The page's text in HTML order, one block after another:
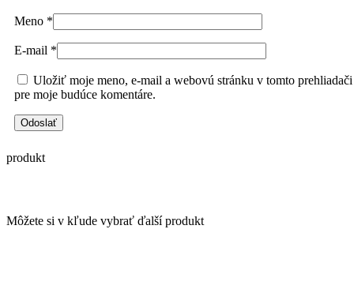
Meno *
E-mail *
Uložiť moje meno, e-mail a webovú stránku v tomto prehliadači
pre moje budúce komentáre.
produkt
Môžete si v kľude vybrať ďalší produkt